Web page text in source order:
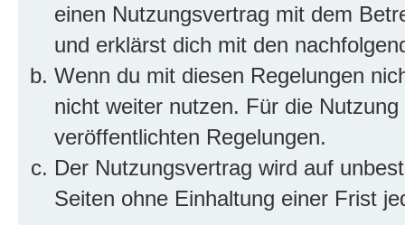
einen Nutzungsvertrag mit dem
und erklärst dich mit den
Wenn du mit diesen Regelungen
nicht weiter nutzen. Für die
veröffentlichten Regelungen.
Der Nutzungsvertrag wird auf
Seiten ohne Einhaltung einer Frist